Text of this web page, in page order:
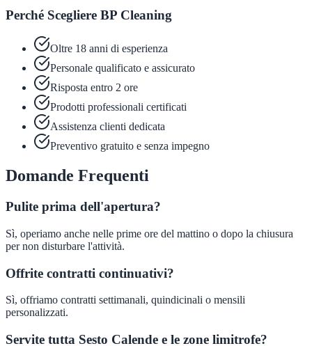
Perché Scegliere BP Cleaning
Oltre 18 anni di esperienza
Personale qualificato e assicurato
Risposta entro 2 ore
Prodotti professionali certificati
Assistenza clienti dedicata
Preventivo gratuito e senza impegno
Domande Frequenti
Pulite prima dell'apertura?
Sì, operiamo anche nelle prime ore del mattino o dopo la chiusura
per non disturbare l'attività.
Offrite contratti continuativi?
Sì, offriamo contratti settimanali, quindicinali o mensili
personalizzati.
Servite tutta Sesto Calende e le zone limitrofe?